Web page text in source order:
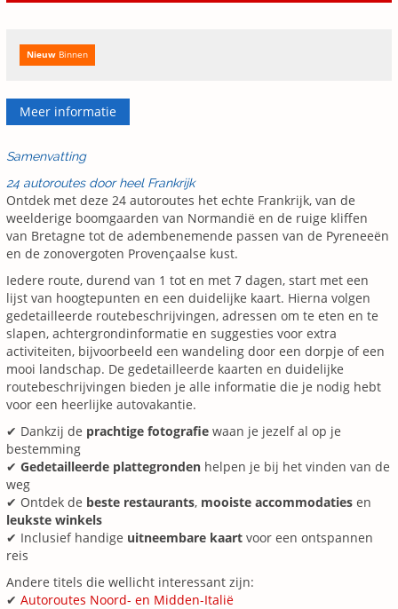
Nieuw Binnen
Meer informatie
Samenvatting
24 autoroutes door heel Frankrijk
Ontdek met deze 24 autoroutes het echte Frankrijk, van de
weelderige boomgaarden van Normandië en de ruige kliffen
van Bretagne tot de adembenemende passen van de Pyreneeën
en de zonovergoten Provençaalse kust.
Iedere route, durend van 1 tot en met 7 dagen, start met een
lijst van hoogtepunten en een duidelijke kaart. Hierna volgen
gedetailleerde routebeschrijvingen, adressen om te eten en te
slapen, achtergrondinformatie en suggesties voor extra
activiteiten, bijvoorbeeld een wandeling door een dorpje of een
mooi landschap. De gedetailleerde kaarten en duidelijke
routebeschrijvingen bieden je alle informatie die je nodig hebt
voor een heerlijke autovakantie.
✔ Dankzij de prachtige fotografie waan je jezelf al op je
bestemming
✔ Gedetailleerde plattegronden helpen je bij het vinden van de
weg
✔ Ontdek de beste restaurants, mooiste accommodaties en
leukste winkels
✔ Inclusief handige uitneembare kaart voor een ontspannen
reis
Andere titels die wellicht interessant zijn:
✔ Autoroutes Noord- en Midden-Italië